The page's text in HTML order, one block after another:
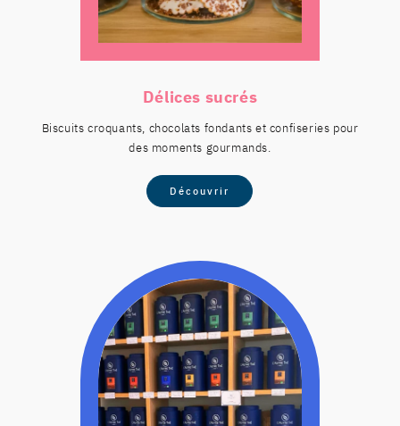
Délices sucrés
Biscuits croquants, chocolats fondants et confiseries pour
des moments gourmands.
Découvrir